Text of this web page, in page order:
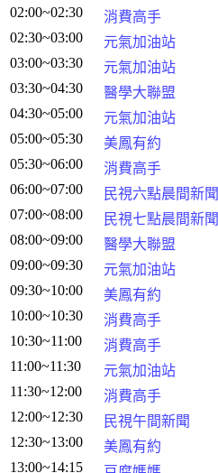
02:00~02:30
消費高手
02:30~03:00
元氣加油站
03:00~03:30
元氣加油站
03:30~04:30
醫學大聯盟
04:30~05:00
元氣加油站
05:00~05:30
美鳳有約
05:30~06:00
消費高手
06:00~07:00
民視六點晨間新聞
07:00~08:00
民視七點晨間新聞
08:00~09:00
醫學大聯盟
09:00~09:30
元氣加油站
09:30~10:00
美鳳有約
10:00~10:30
消費高手
10:30~11:00
消費高手
11:00~11:30
元氣加油站
11:30~12:00
消費高手
12:00~12:30
民視午間新聞
12:30~13:00
美鳳有約
13:00~14:15